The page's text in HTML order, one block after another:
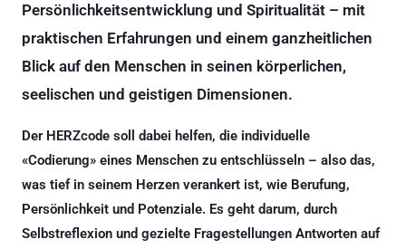
Persönlichkeitsentwicklung und Spiritualität – mit
praktischen Erfahrungen und einem ganzheitlichen
Blick auf den Menschen in seinen körperlichen,
seelischen und geistigen Dimensionen.
Der HERZcode soll dabei helfen, die individuelle
«Codierung» eines Menschen zu entschlüsseln – also das,
was tief in seinem Herzen verankert ist, wie Berufung,
Persönlichkeit und Potenziale. Es geht darum, durch
Selbstreflexion und gezielte Fragestellungen Antworten auf